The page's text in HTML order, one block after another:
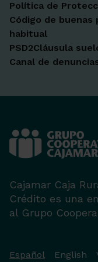
Política de
Código de
habitual
PSD2Cláusula
Canal de
Cajamar Caja
Crédito es una
al Grupo
Español English